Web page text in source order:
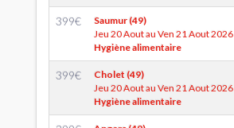
399€
Saumur (49)
Jeu 20 Aout au Ven 21 Aout 2026
Hygiène alimentaire
399€
Cholet (49)
Jeu 20 Aout au Ven 21 Aout 2026
Hygiène alimentaire